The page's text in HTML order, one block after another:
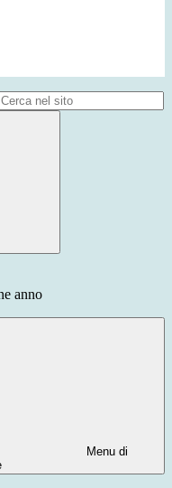
anno
Menu di